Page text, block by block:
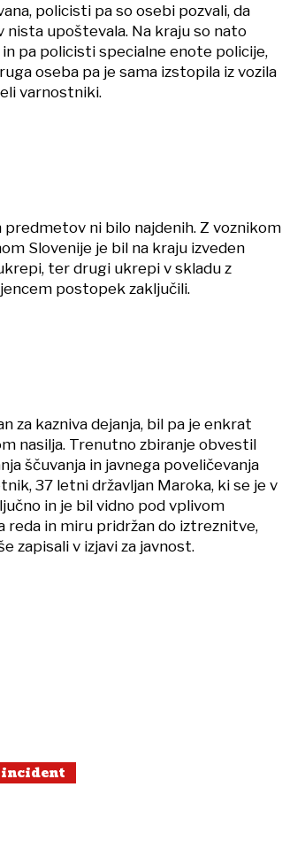
policisti pa so osebi pozvali, da
nista upoštevala. Na kraju so nato
pa policisti specialne enote policije,
oseba pa je sama izstopila iz vozila
varnostniki.
ni bilo najdenih. Z voznikom
Slovenije je bil na kraju izveden
ter drugi ukrepi v skladu z
postopek zaključili.
za kazniva dejanja, bil pa je enkrat
nasilja. Trenutno zbiranje obvestil
ščuvanja in javnega poveličevanja
37 letni državljan Maroka, ki se je v
in je bil vidno pod vplivom
reda in miru pridržan do iztreznitve,
zapisali v izjavi za javnost.
incident